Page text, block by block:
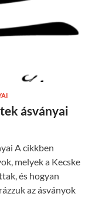
ásványai
A cikkben
melyek a Kecske
és hogyan
az ásványok